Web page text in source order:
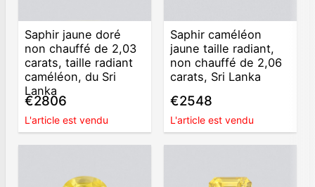
Saphir jaune doré
non chauffé de 2,03
carats, taille radiant
caméléon, du Sri
Lanka
€2806
L'article est vendu
Saphir caméléon
jaune taille radiant,
non chauffé de 2,06
carats, Sri Lanka
€2548
L'article est vendu